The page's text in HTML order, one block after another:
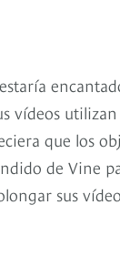
vídeos
que los
de Vine
sus